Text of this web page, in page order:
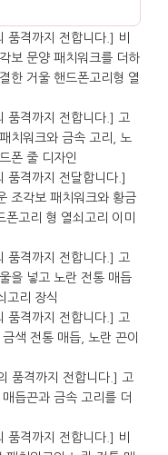
의 작은 크기로
있어 실용성도
에 달아 포인트로
이 가는 물건에
이 길며, 취향을
습니다. 해외 방문
품으로 특히
워크 무늬는 처음
니다. 여러
일감을 주면서도
10.5cm.